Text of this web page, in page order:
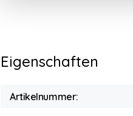
Eigenschaften
Artikelnummer: